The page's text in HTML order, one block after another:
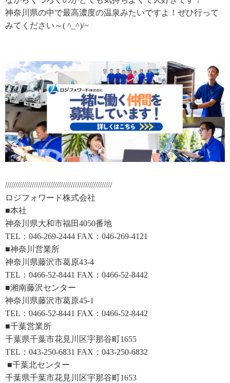
神奈川県の中で最高濃度の温泉みたいですよ！ぜひ行って
みてください～( ^_^)/~
////////////////////////////////////////////////////
ロジフォワード株式会社
■本社
神奈川県大和市福田4050番地
TEL：046-269-2444 FAX：046-269-4121
■神奈川営業所
神奈川県藤沢市葛原43-4
TEL：0466-52-8441 FAX：0466-52-8442
■湘南藤沢センター
神奈川県藤沢市葛原45-1
TEL：0466-52-8441 FAX：0466-52-8442
■千葉営業所
千葉県千葉市花見川区宇那谷町1655
TEL：043-250-6831 FAX：043-250-6832
■千葉北センター
千葉県千葉市花見川区宇那谷町1653